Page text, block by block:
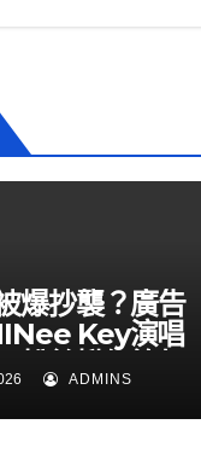
爆抄襲？廣告
Key演唱
絲揪細節怒
ADMINS